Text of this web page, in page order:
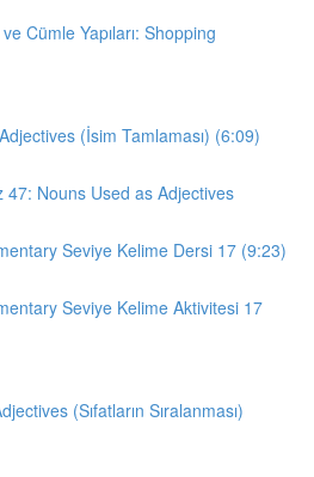
Cümle Yapıları: Shopping
(İsim Tamlaması) (6:09)
47: Nouns Used as Adjectives
Seviye Kelime Dersi 17 (9:23)
Seviye Kelime Aktivitesi 17
(Sıfatların Sıralanması)